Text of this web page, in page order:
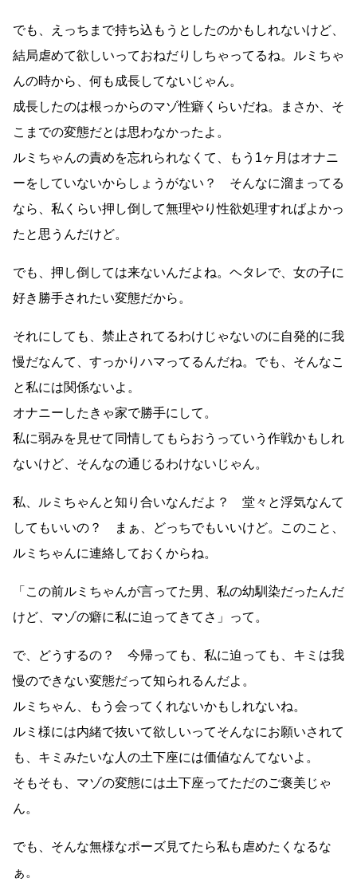
でも、えっちまで持ち込もうとしたのかもしれないけど、
結局虐めて欲しいっておねだりしちゃってるね。ルミちゃ
んの時から、何も成長してないじゃん。
成長したのは根っからのマゾ性癖くらいだね。まさか、そ
こまでの変態だとは思わなかったよ。
ルミちゃんの責めを忘れられなくて、もう1ヶ月はオナニ
ーをしていないからしょうがない？ そんなに溜まってる
なら、私くらい押し倒して無理やり性欲処理すればよかっ
たと思うんだけど。
でも、押し倒しては来ないんだよね。ヘタレで、女の子に
好き勝手されたい変態だから。
それにしても、禁止されてるわけじゃないのに自発的に我
慢だなんて、すっかりハマってるんだね。でも、そんなこ
と私には関係ないよ。
オナニーしたきゃ家で勝手にして。
私に弱みを見せて同情してもらおうっていう作戦かもしれ
ないけど、そんなの通じるわけないじゃん。
私、ルミちゃんと知り合いなんだよ？ 堂々と浮気なんて
してもいいの？ まぁ、どっちでもいいけど。このこと、
ルミちゃんに連絡しておくからね。
「この前ルミちゃんが言ってた男、私の幼馴染だったんだ
けど、マゾの癖に私に迫ってきてさ」って。
で、どうするの？ 今帰っても、私に迫っても、キミは我
慢のできない変態だって知られるんだよ。
ルミちゃん、もう会ってくれないかもしれないね。
ルミ様には内緒で抜いて欲しいってそんなにお願いされて
も、キミみたいな人の土下座には価値なんてないよ。
そもそも、マゾの変態には土下座ってただのご褒美じゃ
ん。
でも、そんな無様なポーズ見てたら私も虐めたくなるな
ぁ。